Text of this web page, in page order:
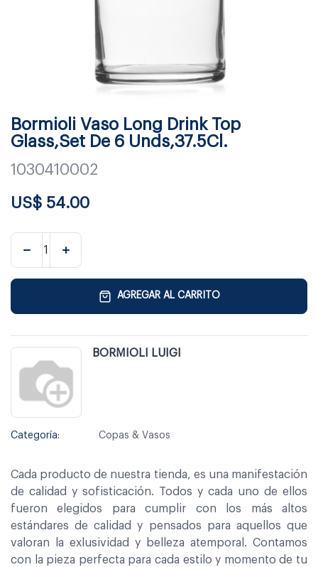
Bormioli Vaso Long Drink Top
Glass,Set De 6 Unds,37.5Cl.
1030410002
US$ 54.00
AGREGAR AL CARRITO
BORMIOLI LUIGI
Categoría: Copas & Vasos
Cada producto de nuestra tienda, es una manifestación
de calidad y sofisticación. Todos y cada uno de ellos
fueron elegidos para cumplir con los más altos
estándares de calidad y pensados para aquellos que
valoran la exlusividad y belleza atemporal. Contamos
con la pieza perfecta para cada estilo y momento de tu